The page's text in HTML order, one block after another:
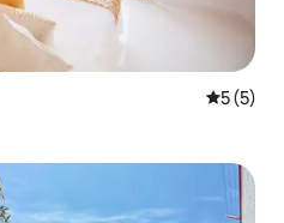
從 5 則評
5 (5)